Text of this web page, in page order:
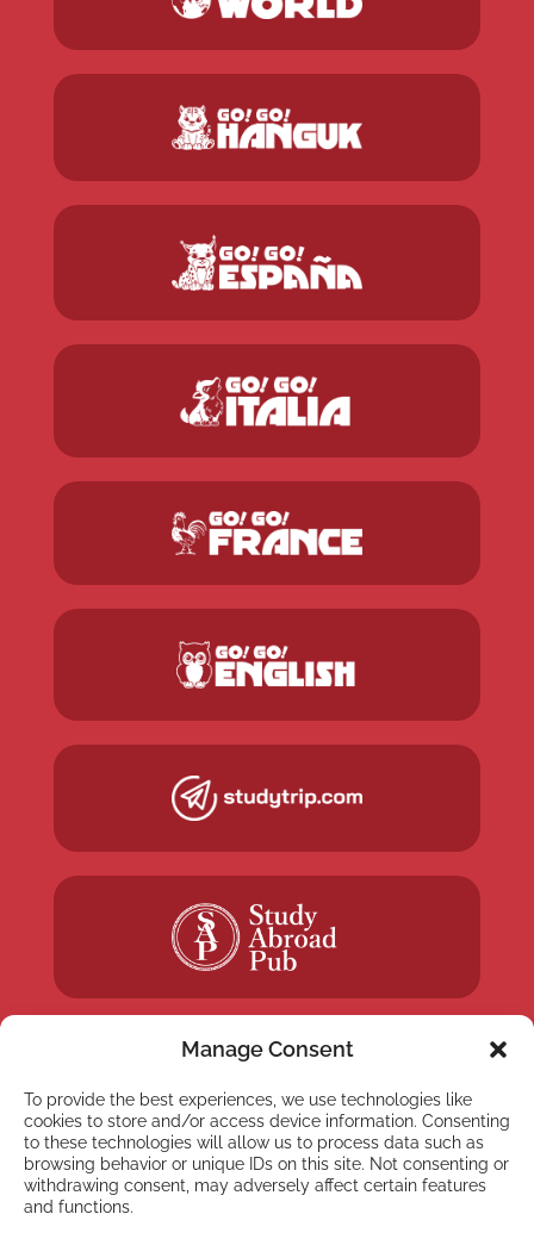
Manage Consent
To provide the best experiences, we use technologies like
cookies to store and/or access device information. Consenting
to these technologies will allow us to process data such as
browsing behavior or unique IDs on this site. Not consenting or
withdrawing consent, may adversely affect certain features
and functions.
NEWSLETTER
Inscreva-se em nossa
newsletter